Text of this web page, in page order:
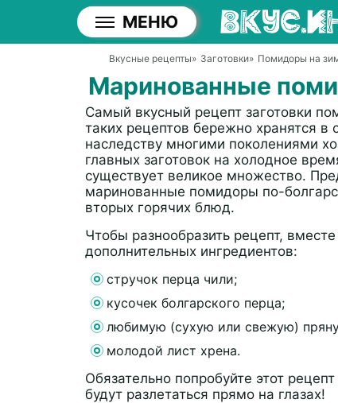
МЕНЮ
Вкусные рецепты» Заготовки» Помидоры на
Маринованные
Самый вкусный рецепт заготовки
таких рецептов бережно хранятся
наследству многими поколениями
главных заготовок на холодное
существует великое множество.
маринованные помидоры по-
вторых горячих блюд.
Чтобы разнообразить рецепт,
дополнительных ингредиентов:
стручок перца чили;
кусочек болгарского перца;
любимую (сухую или свежую)
молодой лист хрена.
Обязательно попробуйте этот
будут разлетаться прямо на глазах!